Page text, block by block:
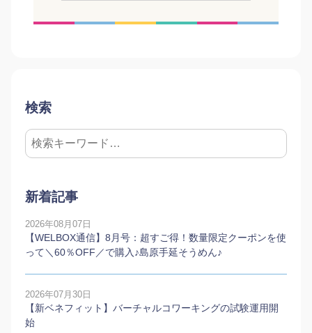
検索
新着記事
2026年08月07日
【WELBOX通信】8月号：超すご得！数量限定クーポンを使
って＼60％OFF／で購入♪島原手延そうめん♪
2026年07月30日
【新ベネフィット】バーチャルコワーキングの試験運用開
始